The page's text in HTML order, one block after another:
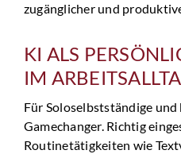
zugänglicher und
KI ALS
IM
Für Soloselbstständige und
Gamechanger. Richtig
Routinetätigkeiten wie